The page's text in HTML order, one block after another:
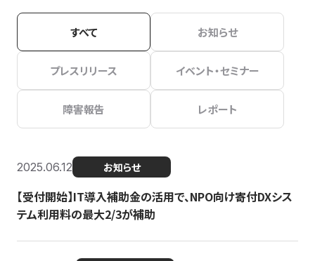
すべて お知らせ
プレスリリース イベント・セミナー
障害報告 レポート
2025.06.12 お知らせ
【受付開始】IT導入補助金の活用で、NPO向け寄付DXシス
テム利用料の最大2/3が補助